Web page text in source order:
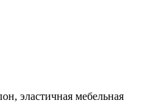
эластичная мебельная